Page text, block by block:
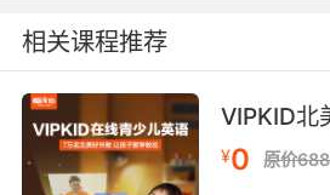
相关课程推荐
VIPKID北
¥0 原价